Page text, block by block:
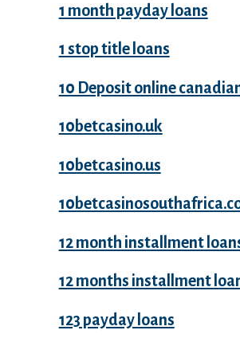
1 month payday loans
1 stop title loans
10 Deposit online
10betcasino.uk
10betcasino.us
12 month installment
12 months installment
123 payday loans